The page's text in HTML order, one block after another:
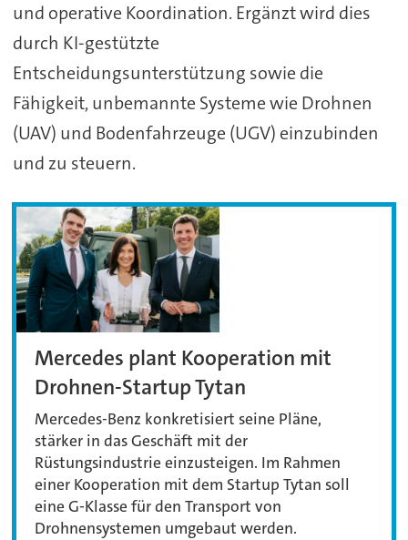
und operative Koordination. Ergänzt wird dies
durch KI-gestützte
Entscheidungsunterstützung sowie die
Fähigkeit, unbemannte Systeme wie Drohnen
(UAV) und Bodenfahrzeuge (UGV) einzubinden
und zu steuern.
Mercedes plant Kooperation mit
Drohnen-Startup Tytan
Mercedes-Benz konkretisiert seine Pläne,
stärker in das Geschäft mit der
Rüstungsindustrie einzusteigen. Im Rahmen
einer Kooperation mit dem Startup Tytan soll
eine G-Klasse für den Transport von
Drohnensystemen umgebaut werden.